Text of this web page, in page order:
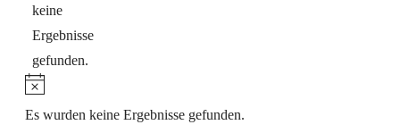
keine
Ergebnisse
gefunden.
Hinweis
Es wurden keine Ergebnisse gefunden.